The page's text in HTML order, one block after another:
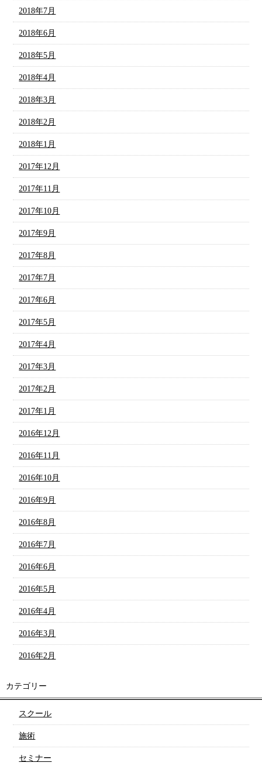
2018年7月
2018年6月
2018年5月
2018年4月
2018年3月
2018年2月
2018年1月
2017年12月
2017年11月
2017年10月
2017年9月
2017年8月
2017年7月
2017年6月
2017年5月
2017年4月
2017年3月
2017年2月
2017年1月
2016年12月
2016年11月
2016年10月
2016年9月
2016年8月
2016年7月
2016年6月
2016年5月
2016年4月
2016年3月
2016年2月
カテゴリー
スクール
施術
セミナー